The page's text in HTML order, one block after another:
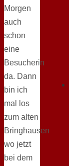
Morgen
auch
schon
eine
Besucherin
da. Dann
bin ich
mal los
zum alten
Bringhausen
wo jetzt
bei dem